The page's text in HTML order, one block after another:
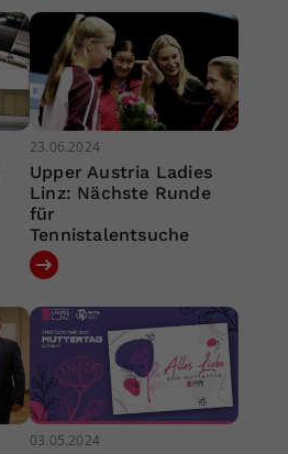
23.06.2024
Upper Austria Ladies
Linz: Nächste Runde
für
Tennistalentsuche
03.05.2024